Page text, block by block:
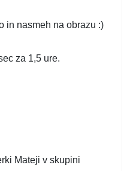
in nasmeh na obrazu :)
za 1,5 ure.
Mateji v skupini